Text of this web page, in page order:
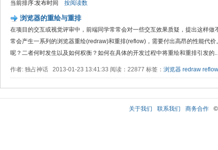
当前排序:发布时间 按阅读数
浏览器的重绘与重排
在项目的交互或视觉评审中，前端同学常常会对一些交互效果质疑，提出这样
常会产生一系列的浏览器重绘(redraw)和重排(reflow)，需要付出高昂的性能代
呢？二者何时发生以及如何权衡？如何在具体的开发过程中将重绘和重排引发的
作者: 独占神话 2013-01-23 13:41:33 阅读：22877 标签： 浏览器 redraw reflow
关于我们 联系我们 商务合作